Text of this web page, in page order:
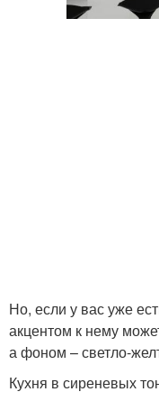
Но, если у вас уже
акцентом к нему
а фоном – светло-
Кухня в сиреневых